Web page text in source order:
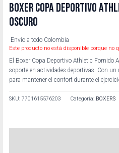
BOXER COPA DEPORTIVO
OSCURO
Envío a todo Colombia
Este producto no está disponible porque no
El Boxer Copa Deportivo Athletic Fornido
soporte en actividades deportivas. Con un
para mantener el confort durante el
SKU:7701615576203 Categoría: BOXERS